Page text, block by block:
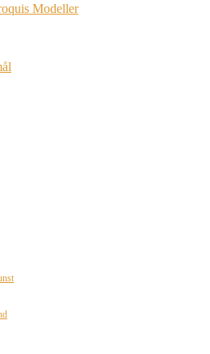
Modeller